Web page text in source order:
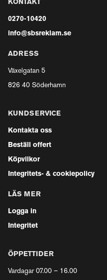
KONTAKT
0270-10420
info@sbsreklam.se
ADRESS
Växelgatan 5
826 40 Söderhamn
KUNDSERVICE
Kontakta oss
Beställ offert
Köpvilkor
Integritets- & cookiepolicy
LÄS MER
Logga in
Integritet
ÖPPETTIDER
Vardagar 07.00 – 16.00